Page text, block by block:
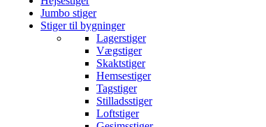
Jumbo stiger
Stiger til bygninger
Lagerstiger
Vægstiger
Skaktstiger
Hemsestiger
Tagstiger
Stilladsstiger
Loftstiger